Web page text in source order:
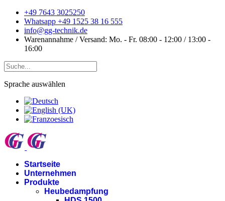
+49 7643 3025250
Whatsapp +49 1525 38 16 555
info@gg-technik.de
Warenannahme / Versand: Mo. - Fr. 08:00 - 12:00 / 13:00 -
16:00
Sprache auswählen
Startseite
Unternehmen
Produkte
Heubedampfung